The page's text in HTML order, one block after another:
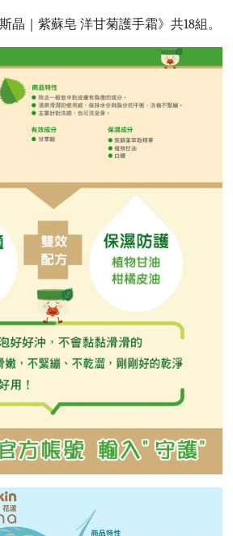
晶｜紫蘇皂 洋甘菊護手霜》共18組。